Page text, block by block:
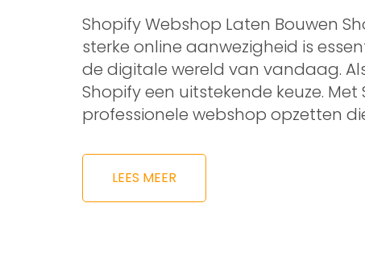
Shopify Webshop Laten Bouwen
sterke online aanwezigheid is
de digitale wereld van vandaag.
Shopify een uitstekende keuze.
professionele webshop opzetten
LEES MEER